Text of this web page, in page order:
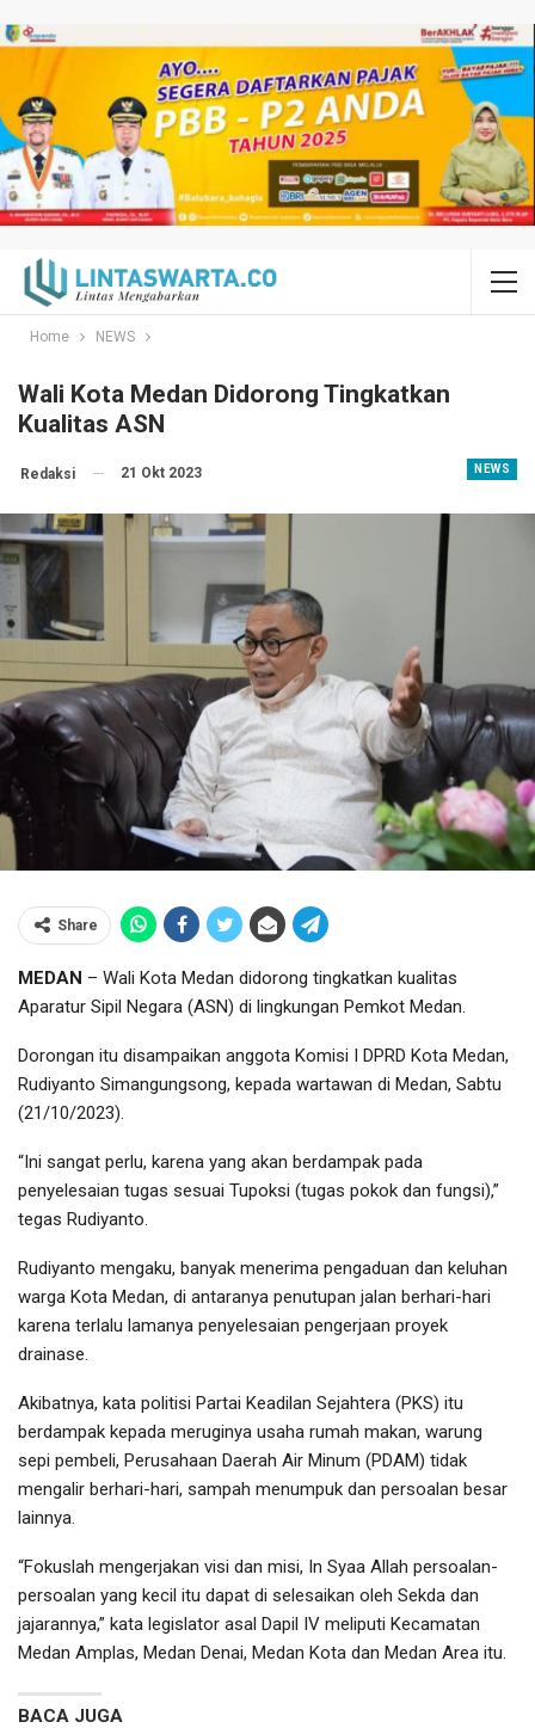
Home NEWS
Wali Kota Medan Didorong Tingkatkan
Kualitas ASN
NEWS
Redaksi 21 Okt 2023
Share
MEDAN – Wali Kota Medan didorong tingkatkan kualitas
Aparatur Sipil Negara (ASN) di lingkungan Pemkot Medan.
Dorongan itu disampaikan anggota Komisi I DPRD Kota Medan,
Rudiyanto Simangungsong, kepada wartawan di Medan, Sabtu
(21/10/2023).
“Ini sangat perlu, karena yang akan berdampak pada
penyelesaian tugas sesuai Tupoksi (tugas pokok dan fungsi),”
tegas Rudiyanto.
Rudiyanto mengaku, banyak menerima pengaduan dan keluhan
warga Kota Medan, di antaranya penutupan jalan berhari-hari
karena terlalu lamanya penyelesaian pengerjaan proyek
drainase.
Akibatnya, kata politisi Partai Keadilan Sejahtera (PKS) itu
berdampak kepada meruginya usaha rumah makan, warung
sepi pembeli, Perusahaan Daerah Air Minum (PDAM) tidak
mengalir berhari-hari, sampah menumpuk dan persoalan besar
lainnya.
“Fokuslah mengerjakan visi dan misi, In Syaa Allah persoalan-
persoalan yang kecil itu dapat di selesaikan oleh Sekda dan
jajarannya,” kata legislator asal Dapil IV meliputi Kecamatan
Medan Amplas, Medan Denai, Medan Kota dan Medan Area itu.
BACA JUGA